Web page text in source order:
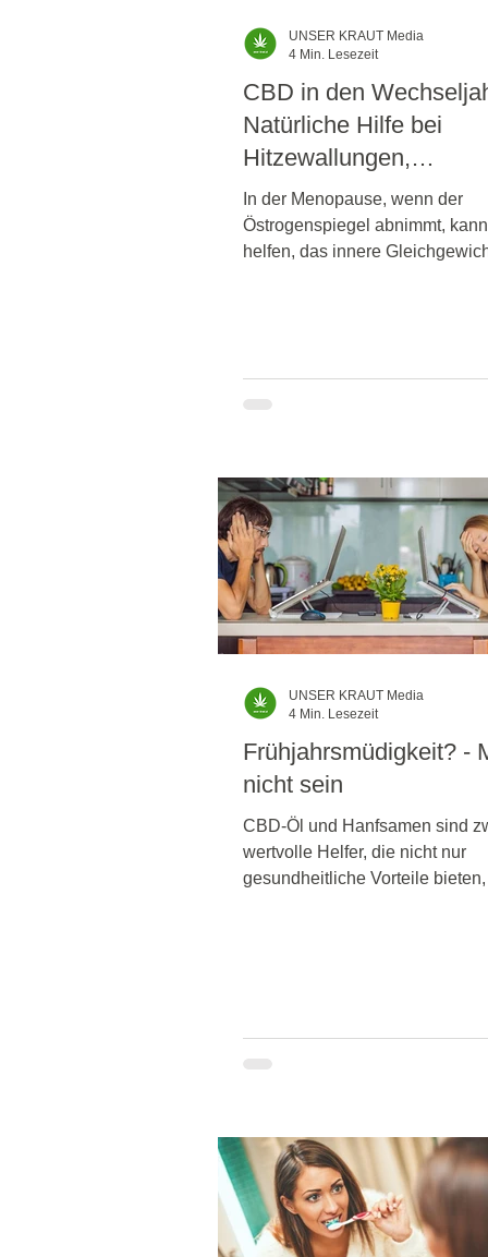
CBD in den
Natürliche Hilfe bei
Hitzewallungen,
Schlafstörungen &
In der Menopause, wenn der
Östrogenspiegel abnimmt,
helfen, das innere
UNSER KRAUT Media
4 Min. Lesezeit
Frühjahrsmüdigkeit? -
nicht sein
CBD-Öl und Hanfsamen sind
wertvolle Helfer, die nicht nur
gesundheitliche Vorteile bieten,
UNSER KRAUT Media
4 Min. Lesezeit